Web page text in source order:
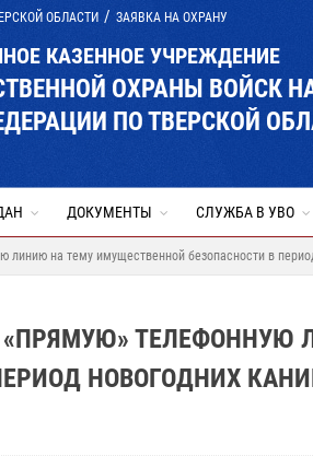
ОБЛАСТИ ЗАЯВКА НА ОХРАНУ
КАЗЕННОЕ УЧРЕЖДЕНИЕ
ОХРАНЫ ВОЙСК
ПО ТВЕРСКОЙ
ДОКУМЕНТЫ СЛУЖБА В УВО
линию на тему имущественной безопасности в
ТЕЛЕФОННУЮ
НОВОГОДНИХ